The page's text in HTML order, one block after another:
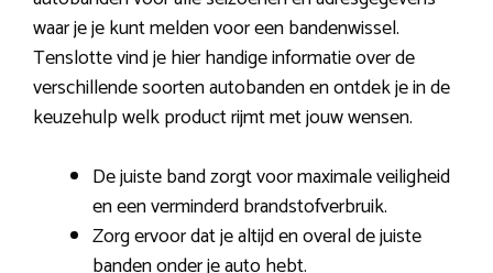
waar je je kunt melden voor een bandenwissel.
Tenslotte vind je hier handige informatie over de
verschillende soorten autobanden en ontdek je in de
keuzehulp welk product rijmt met jouw wensen.
De juiste band zorgt voor maximale veiligheid
en een verminderd brandstofverbruik.
Zorg ervoor dat je altijd en overal de juiste
banden onder je auto hebt.